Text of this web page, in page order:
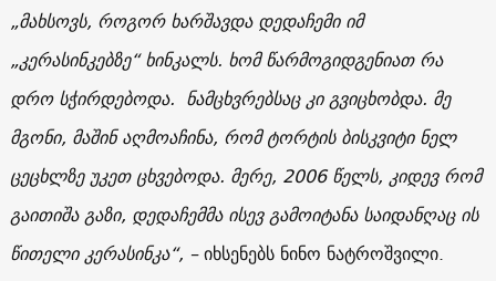
„მახსოვს, როგორ ხარშავდა დედაჩემი იმ
„კერასინკებზე“ ხინკალს. ხომ წარმოგიდგენიათ რა
დრო სჭირდებოდა. ნამცხვრებსაც კი გვიცხობდა. მე
მგონი, მაშინ აღმოაჩინა, რომ ტორტის ბისკვიტი ნელ
ცეცხლზე უკეთ ცხვებოდა. მერე, 2006 წელს, კიდევ რომ
გაითიშა გაზი, დედაჩემმა ისევ გამოიტანასაიდანღაცის
წითელიკერასინკა“, –იხსენებს ნინო ნატროშვილი.